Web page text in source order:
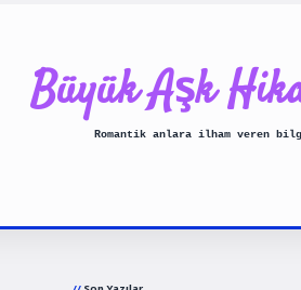
Büyük Aşk
Romantik anlara ilham veren